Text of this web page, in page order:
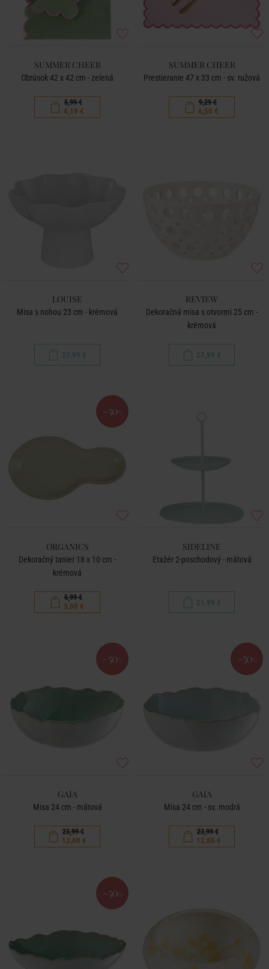
SUMMER CHEER
Obrúsok 42 x 42 cm - zelená
5,99 €
4,19 €
SUMMER CHEER
Prestieranie 47 x 33 cm - sv. ružová
9,29 €
6,50 €
LOUISE
Misa s nohou 23 cm - krémová
27,99 €
REVIEW
Dekoračná misa s otvormi 25 cm -
krémová
27,99 €
-50 %
ORGANICS
Dekoračný tanier 18 x 10 cm -
krémová
5,99 €
3,00 €
SIDELINE
Etažér 2-poschodový - mätová
21,99 €
-50 %
GAIA
Misa 24 cm - mätová
23,99 €
12,00 €
-50 %
GAIA
Misa 24 cm - sv. modrá
23,99 €
12,00 €
-50 %